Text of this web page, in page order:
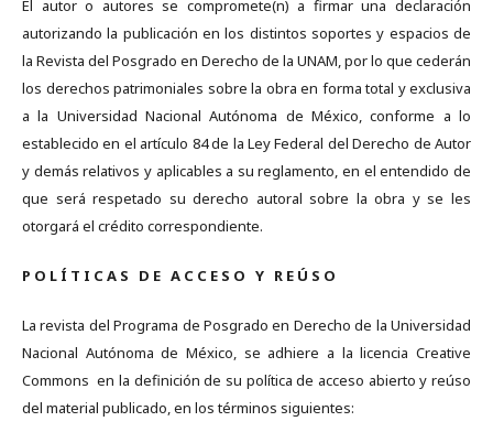
El autor o autores se compromete(n) a firmar una declaración
autorizando la publicación en los distintos soportes y espacios de
la Revista del Posgrado en Derecho de la UNAM, por lo que cederán
los derechos patrimoniales sobre la obra en forma total y exclusiva
a la Universidad Nacional Autónoma de México, conforme a lo
establecido en el artículo 84 de la Ley Federal del Derecho de Autor
y demás relativos y aplicables a su reglamento, en el entendido de
que será respetado su derecho autoral sobre la obra y se les
otorgará el crédito correspondiente.
P O L Í T I C A S D E A C C E S O Y R E Ú S O
La revista del Programa de Posgrado en Derecho de la Universidad
Nacional Autónoma de México, se adhiere a la licencia Creative
Commons en la definición de su política de acceso abierto y reúso
del material publicado, en los términos siguientes: